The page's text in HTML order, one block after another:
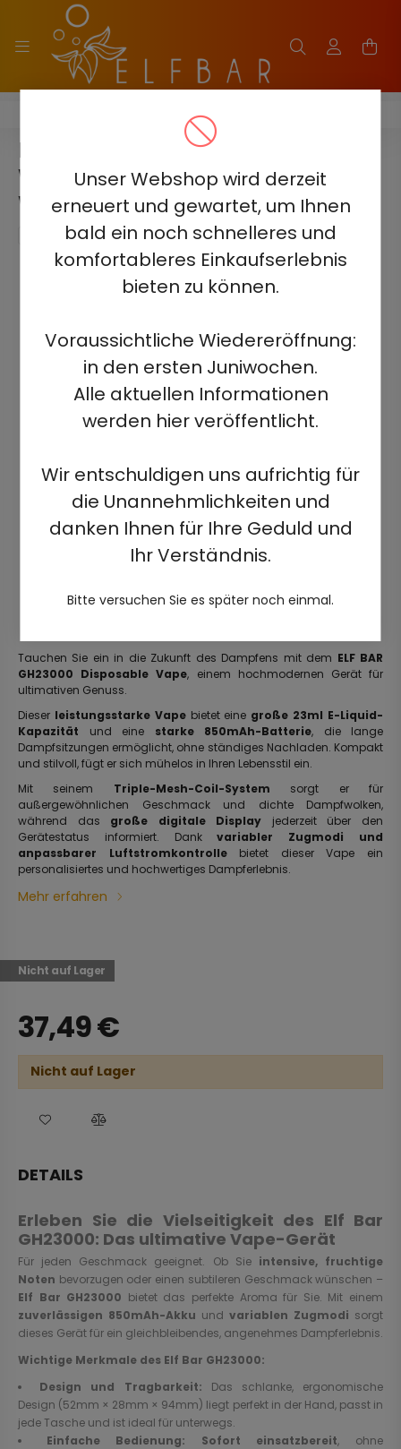
Unser Webshop wird derzeit
erneuert und gewartet, um Ihnen
bald ein noch schnelleres und
komfortableres Einkaufserlebnis
bieten zu können.
Voraussichtliche Wiedereröffnung:
in den ersten Juniwochen.
Alle aktuellen Informationen
werden hier veröffentlicht.
Wir entschuldigen uns aufrichtig für
die Unannehmlichkeiten und
danken Ihnen für Ihre Geduld und
Ihr Verständnis.
Bitte versuchen Sie es später noch einmal.
ELF BAR GH23000 - 2%-5%
ELF BAR GH23000 -
WASSERMELONE KIRSCH 5% -
WIEDERAUFLADBAR
Tauchen Sie ein in die Zukunft des Dampfens mit dem ELF BAR
GH23000 Disposable Vape, einem hochmodernen Gerät für
ultimativen Genuss.
Dieser leistungsstarke Vapebietet eine große 23ml E-Liquid-
Kapazität und eine starke 850mAh-Batterie, die lange
Dampfsitzungen ermöglicht, ohne ständiges Nachladen. Kompakt
und stilvoll, fügt er sich mühelos in Ihren Lebensstil ein.
Mit seinem Triple-Mesh-Coil-System sorgt er für
außergewöhnlichen Geschmack und dichte Dampfwolken,
während das große digitale Display jederzeit über den
Gerätestatus informiert. Dankvariabler Zugmodi und
anpassbarer Luftstromkontrollebietet dieser Vape ein
personalisiertes und hochwertiges Dampferlebnis.
Mehr erfahren
Nicht auf Lager
37,49€
Nicht auf Lager
DETAILS
Erleben Sie die Vielseitigkeit des Elf Bar
GH23000: Das ultimative Vape-Gerät
Für jeden Geschmack geeignet. Ob Sie intensive, fruchtige
Noten bevorzugen oder einen subtileren Geschmack wünschen –
Elf Bar GH23000 bietet das perfekte Aroma für Sie. Mit einem
zuverlässigen 850mAh-Akku und variablen Zugmodi sorgt
dieses Gerät für ein gleichbleibendes, angenehmes Dampferlebnis.
Wichtige Merkmale des Elf Bar GH23000:
Design und Tragbarkeit: Das schlanke, ergonomische
Design (52mm × 28mm × 94mm) liegt perfekt in der Hand, passt in
jede Tasche und ist ideal für unterwegs.
Einfache Bedienung:
Sofort einsatzbereit, ohne